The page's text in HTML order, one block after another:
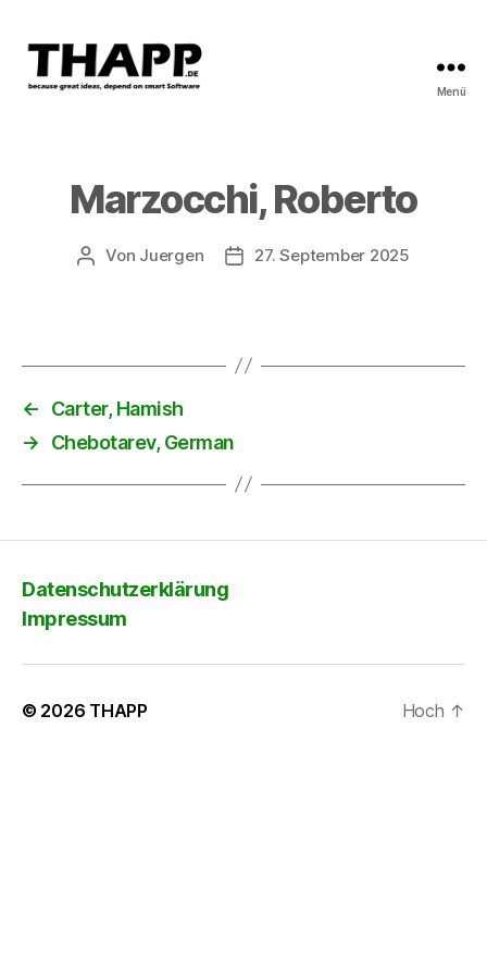
Menü
Marzocchi, Roberto
Beitragsautor
Von Juergen Beitragsdatum
27. September 2025
←
Carter, Hamish
→
Chebotarev, German
Datenschutzerklärung
Impressum
© 2026 THAPP Hoch ↑